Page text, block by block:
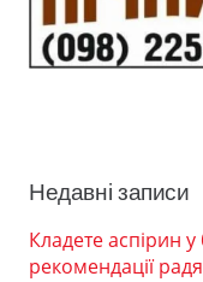
Недавні записи
Кладете аспірин
рекомендації